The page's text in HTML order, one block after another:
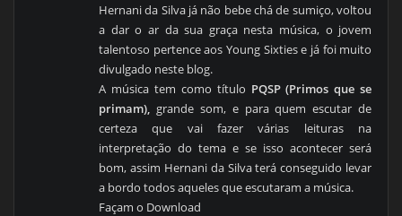
Hernani da Silva já não bebe chá de sumiço, voltou
a dar o ar da sua graça nesta música, o jovem
talentoso pertence aos Young Sixties e já foi muito
divulgado neste blog.
A música tem como título PQSP (Primos que se
primam), grande som, e para quem escutar de
certeza que vai fazer várias leituras na
interpretação do tema e se isso acontecer será
bom, assim Hernani da Silva terá conseguido levar
a bordo todos aqueles que escutaram a música.
Façam o Download